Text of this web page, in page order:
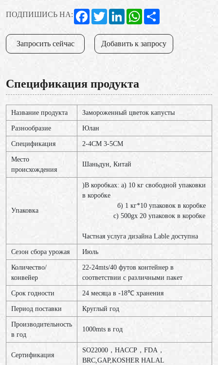
ПОДПИШИСЬ НА: FacebookTwitterLinkedInWhatsApp
Запросить сейчас Добавить к запросу
Спецификация продукта
Название продукта Замороженный цветок капусты
Разнообразие Юлан
Спецификация 2-4CM 3-5CM
Место
происхождения
Шаньдун, Китай
Упаковка
)В коробках: a) 10 кг свободной упаковки
в коробке
б) 1 кг*10 упаковок в коробке
c) 500gx 20 упаковок в коробке
Частная услуга дизайна Lable доступна
Сезон сбора урожая Июль
Количество/
конвейер
22-24mts/40 футов контейнер в
соответствии с различными пакет
Срок годности 24 месяца в -18℃ хранения
Период поставки Круглый год
Производительность
в год
1000mts в год
Сертификация
SO22000，HACCP，FDA，
BRC,GAP,KOSHER HALAL